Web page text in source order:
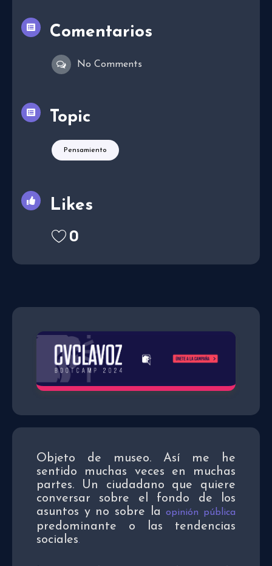
Objeto de museo. Así me he
sentido muchas veces en muchas
partes. Un ciudadano que quiere
conversar sobre el fondo de los
asuntos y no sobre laopinión pública
predominante o las tendencias
sociales.
Comentarios
No Comments
Topic
Pensamiento
Likes
0